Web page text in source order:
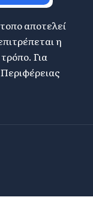
αποτελεί
η
Για